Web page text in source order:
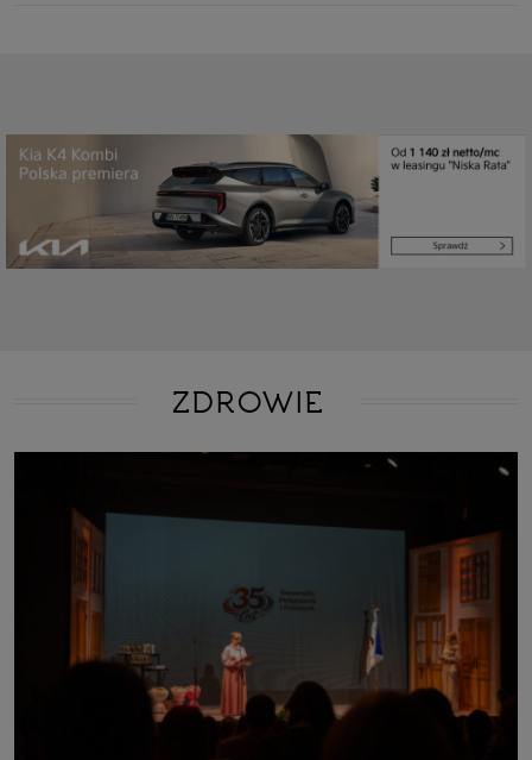
ZDROWIE